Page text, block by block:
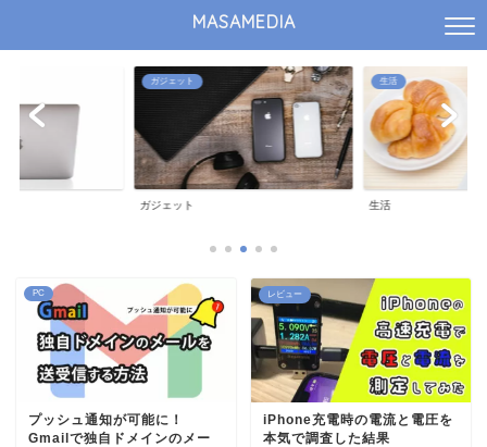
MASAMEDIA
ガジェット
ガジェット
生活
生活
PC
プッシュ通知が可能に！
Gmailで独自ドメインのメー
レビュー
iPhone充電時の電流と電圧を
本気で調査した結果